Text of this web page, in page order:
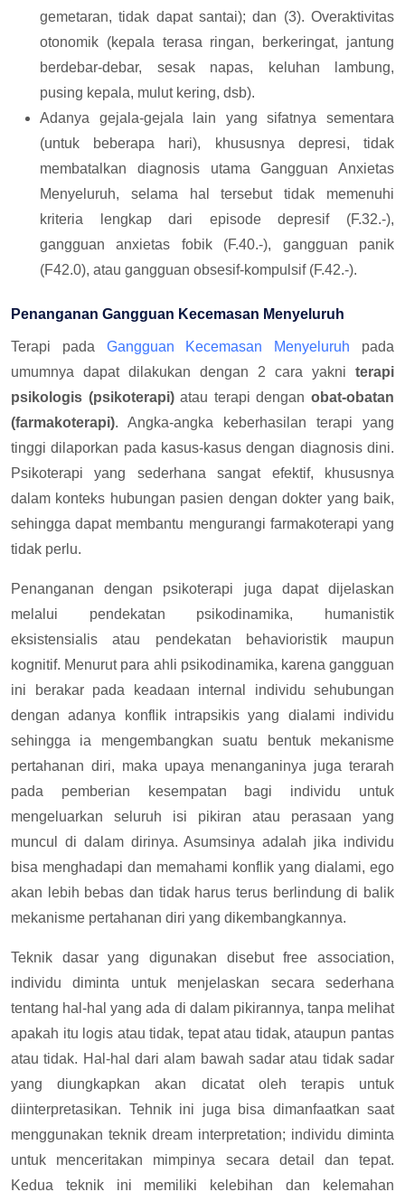
gemetaran, tidak dapat santai); dan (3). Overaktivitas
otonomik (kepala terasa ringan, berkeringat, jantung
berdebar-debar, sesak napas, keluhan lambung,
pusing kepala, mulut kering, dsb).
Adanya gejala-gejala lain yang sifatnya sementara
(untuk beberapa hari), khususnya depresi, tidak
membatalkan diagnosis utama Gangguan Anxietas
Menyeluruh, selama hal tersebut tidak memenuhi
kriteria lengkap dari episode depresif (F.32.-),
gangguan anxietas fobik (F.40.-), gangguan panik
(F42.0), atau gangguan obsesif-kompulsif (F.42.-).
Penanganan Gangguan Kecemasan Menyeluruh
Terapi pada Gangguan Kecemasan Menyeluruh pada
umumnya dapat dilakukan dengan 2 cara yakni terapi
psikologis (psikoterapi)atau terapi denganobat-obatan
(farmakoterapi). Angka-angka keberhasilan terapi yang
tinggi dilaporkan pada kasus-kasus dengan diagnosis dini.
Psikoterapi yang sederhana sangat efektif, khususnya
dalam konteks hubungan pasien dengan dokter yang baik,
sehingga dapat membantu mengurangi farmakoterapi yang
tidak perlu.
Penanganan dengan psikoterapi juga dapat dijelaskan
melalui pendekatan psikodinamika, humanistik
eksistensialis atau pendekatan behavioristik maupun
kognitif. Menurut para ahli psikodinamika, karena gangguan
ini berakar pada keadaan internal individu sehubungan
dengan adanya konflik intrapsikis yang dialami individu
sehingga ia mengembangkan suatu bentuk mekanisme
pertahanan diri, maka upaya menanganinya juga terarah
pada pemberian kesempatan bagi individu untuk
mengeluarkan seluruh isi pikiran atau perasaan yang
muncul di dalam dirinya. Asumsinya adalah jika individu
bisa menghadapi dan memahami konflik yang dialami, ego
akan lebih bebas dan tidak harus terus berlindung di balik
mekanisme pertahanan diri yang dikembangkannya.
Teknik dasar yang digunakan disebut free association,
individu diminta untuk menjelaskan secara sederhana
tentang hal-hal yang ada di dalam pikirannya, tanpa melihat
apakah itu logis atau tidak, tepat atau tidak, ataupun pantas
atau tidak. Hal-hal dari alam bawah sadar atau tidak sadar
yang diungkapkan akan dicatat oleh terapis untuk
diinterpretasikan. Tehnik ini juga bisa dimanfaatkan saat
menggunakan teknik dream interpretation; individu diminta
untuk menceritakan mimpinya secara detail dan tepat.
Kedua teknik ini memiliki kelebihan dan kelemahan